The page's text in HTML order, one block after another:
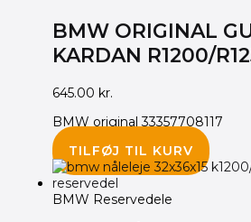
BMW ORIGINAL
KARDAN R1200/
645.00 kr.
BMW original 33357708117
TILFØJ TIL KURV
BMW Reservedele